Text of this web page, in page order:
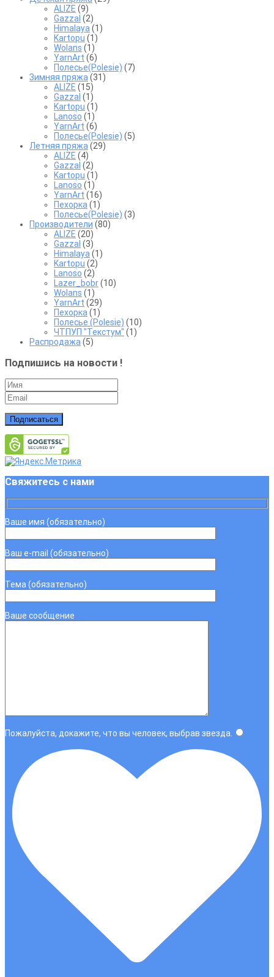
ALIZE (9)
Gazzal (2)
Himalaya (1)
Kartopu (1)
Wolans (1)
YarnArt (6)
Полесье(Polesie) (7)
Зимняя пряжа (31)
ALIZE (15)
Gazzal (1)
Kartopu (1)
Lanoso (1)
YarnArt (6)
Полесье(Polesie) (5)
Летняя пряжа (29)
ALIZE (4)
Gazzal (2)
Kartopu (1)
Lanoso (1)
YarnArt (16)
Пехорка (1)
Полесье(Polesie) (3)
Производители (80)
ALIZE (20)
Gazzal (3)
Himalaya (1)
Kartopu (2)
Lanoso (2)
Lazer_bobr(10)
Wolans (1)
YarnArt (29)
Пехорка (1)
Полесье (Polesie) (10)
ЧТПУП "Текстум" (1)
Распродажа (5)
Подпишись на новости !
Подписаться
Свяжитесь с нами
Ваше имя (обязательно)
Ваш e-mail (обязательно)
Тема (обязательно)
Ваше сообщение
Пожалуйста, докажите, что вы человек, выбрав звезда.